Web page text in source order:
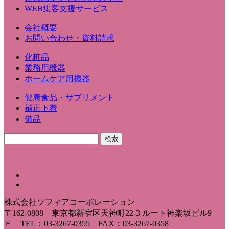
WEB集客支援サービス
会社概要
お問い合わせ・資料請求
化粧品
業務用機器
ホームケア用機器
健康食品・サプリメント
補正下着
備品
株式会社ソフィアコーポレーション
〒162-0808 東京都新宿区天神町22-3 ルート神楽坂ビル9
Ｆ TEL：03-3267-0355 FAX：03-3267-0358